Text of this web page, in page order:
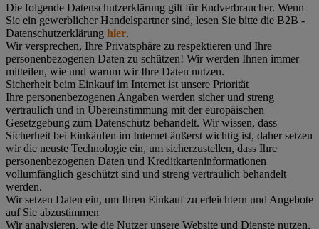
Die folgende Datenschutzerklärung gilt für Endverbraucher. Wenn
Sie ein gewerblicher Handelspartner sind, lesen Sie bitte die B2B -
Datenschutzerklärung hier.
Wir versprechen, Ihre Privatsphäre zu respektieren und Ihre
personenbezogenen Daten zu schützen! Wir werden Ihnen immer
mitteilen, wie und warum wir Ihre Daten nutzen.
Sicherheit beim Einkauf im Internet ist unsere Priorität
Ihre personenbezogenen Angaben werden sicher und streng
vertraulich und in Übereinstimmung mit der europäischen
Gesetzgebung zum Datenschutz behandelt. Wir wissen, dass
Sicherheit bei Einkäufen im Internet äußerst wichtig ist, daher setzen
wir die neuste Technologie ein, um sicherzustellen, dass Ihre
personenbezogenen Daten und Kreditkarteninformationen
vollumfänglich geschützt sind und streng vertraulich behandelt
werden.
Wir setzen Daten ein, um Ihren Einkauf zu erleichtern und Angebote
auf Sie abzustimmen
Wir analysieren, wie die Nutzer unsere Website und Dienste nutzen,